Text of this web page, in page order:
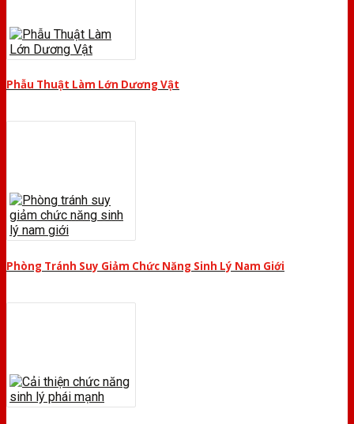
Phẫu Thuật Làm Lớn Dương Vật
Phòng Tránh Suy Giảm Chức Năng Sinh Lý Nam Giới